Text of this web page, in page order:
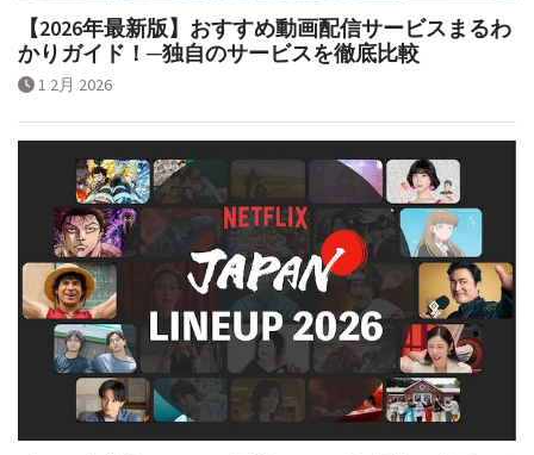
【2026年最新版】おすすめ動画配信サービスまるわ
かりガイド！─独自のサービスを徹底比較
1 2月 2026